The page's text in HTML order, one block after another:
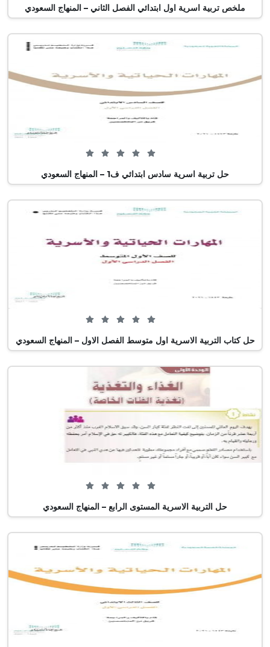
ملخص تربية اسرية اول ابتدائي الفصل الثاني – المنهاج السعودي
0 من 5 (0 تصويت)
حل تربية اسرية سادس ابتدائي ف1 – المنهاج السعودي
0 من 5 (0 تصويت)
حل كتاب التربية الاسرية اول متوسط الفصل الاول – المنهاج السعودي
0 من 5 (0 تصويت)
حل التربية الاسرية المستوى الرابع – المنهاج السعودي